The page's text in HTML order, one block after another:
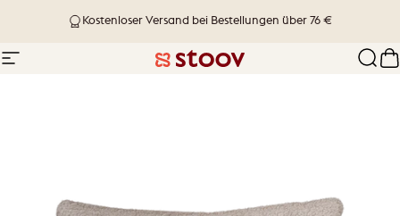
Kostenloser Versand bei Bestellungen über 76 €
Seitennavigation Stoov® | Cordless Heated Cushions